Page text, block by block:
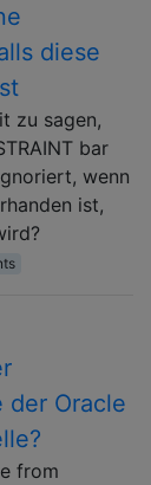
diese
zu sagen,
bar
wenn
ist,
der Oracle
from